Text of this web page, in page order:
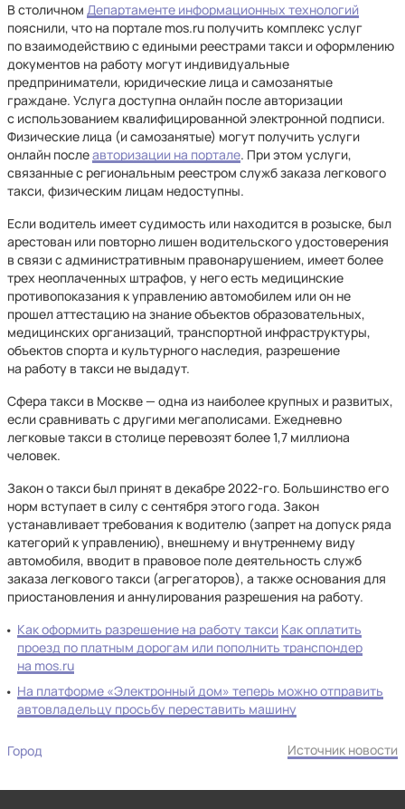
В столичном Департаменте информационных технологий
пояснили, что на портале mos.ru получить комплекс услуг
по взаимодействию с едиными реестрами такси и оформлению
документов на работу могут индивидуальные
предприниматели, юридические лица и самозанятые
граждане. Услуга доступна онлайн после авторизации
с использованием квалифицированной электронной подписи.
Физические лица (и самозанятые) могут получить услуги
онлайн послеавторизации на портале. При этом услуги,
связанные с региональным реестром служб заказа легкового
такси, физическим лицам недоступны.
Если водитель имеет судимость или находится в розыске, был
арестован или повторно лишен водительского удостоверения
в связи с административным правонарушением, имеет более
трех неоплаченных штрафов, у него есть медицинские
противопоказания к управлению автомобилем или он не
прошел аттестацию на знание объектов образовательных,
медицинских организаций, транспортной инфраструктуры,
объектов спорта и культурного наследия, разрешение
на работу в такси не выдадут.
Сфера такси в Москве — одна из наиболее крупных и развитых,
если сравнивать с другими мегаполисами. Ежедневно
легковые такси в столице перевозят более 1,7 миллиона
человек.
Закон о такси был принят в декабре 2022-го. Большинство его
норм вступает в силу с сентября этого года. Закон
устанавливает требования к водителю (запрет на допуск ряда
категорий к управлению), внешнему и внутреннему виду
автомобиля, вводит в правовое поле деятельность служб
заказа легкового такси (агрегаторов), а также основания для
приостановления и аннулирования разрешения на работу.
Как оформить разрешение на работу такси Как оплатить
проезд по платным дорогам или пополнить транспондер
на mos.ru
На платформе «Электронный дом» теперь можно отправить
автовладельцу просьбу переставить машину
Город Источник новости